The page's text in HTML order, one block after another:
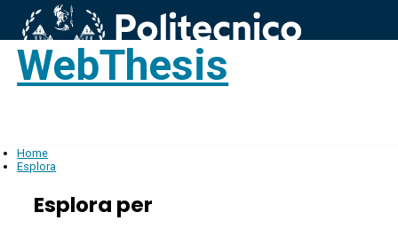
WebThesis
Home
Esplora
Esplora per